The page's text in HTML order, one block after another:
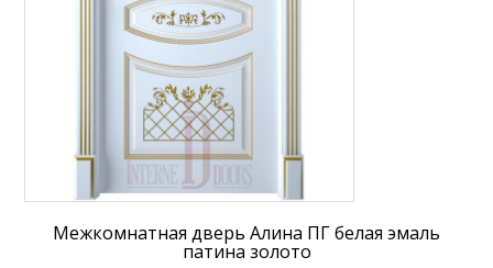
Межкомнатная дверь Алина ПГ белая эмаль
патина золото